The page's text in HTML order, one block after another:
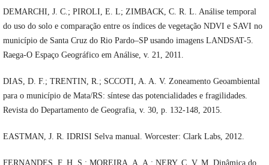
DEMARCHI, J. C.; PIROLI, E. L; ZIMBACK, C. R. L. Análise temporal
do uso do solo e comparação entre os índices de vegetação NDVI e SAVI no
município de Santa Cruz do Rio Pardo–SP usando imagens LANDSAT-5.
Raega-O Espaço Geográfico em Análise, v. 21, 2011.
DIAS, D. F.; TRENTIN, R.; SCCOTI, A. A. V. Zoneamento Geoambiental
para o município de Mata/RS: síntese das potencialidades e fragilidades.
Revista do Departamento de Geografia, v. 30, p. 132-148, 2015.
EASTMAN, J. R. IDRISI Selva manual. Worcester: Clark Labs, 2012.
FERNANDES, F. H. S.; MOREIRA, A. A.; NERY, C. V. M. Dinâmica do